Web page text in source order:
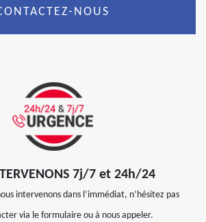
NOUS
7j/7 et 24h/24
intervenons dans l’immédiat, n’hésitez pas
via le formulaire ou à nous appeler.